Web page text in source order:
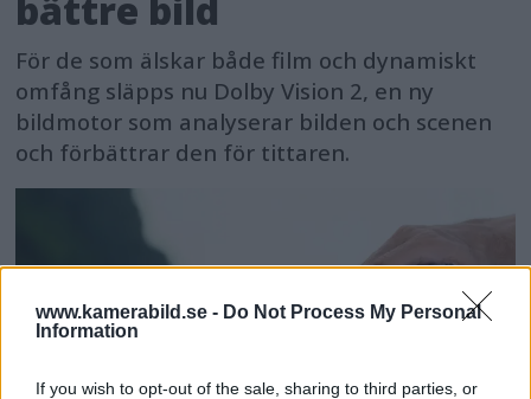
www.kamerabild.se - Do Not Process My Personal
Information
If you wish to opt-out of the sale, sharing to third parties, or
För de som älskar både film och dynamiskt
omfång släpps nu Dolby Vision 2, en ny
bildmotor som analyserar bilden och scenen
och förbättrar den för tittaren.